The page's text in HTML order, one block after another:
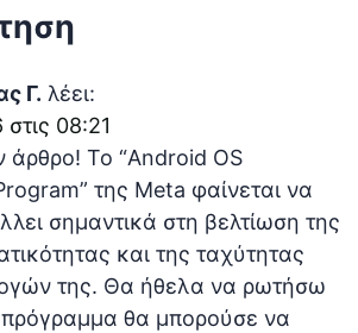
Γ. λέει:
08:21
άρθρο! Το “Android OS
της Meta φαίνεται να
σημαντικά στη βελτίωση της
και της ταχύτητας
της. Θα ήθελα να ρωτήσω
θα μπορούσε να